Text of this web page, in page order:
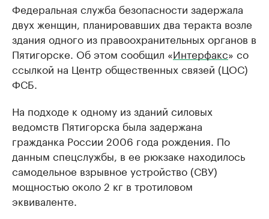
Федеральная служба безопасности задержала
двух женщин, планировавших два теракта возле
здания одного из правоохранительных органов в
Пятигорске. Об этом сообщил «Интерфакс» со
ссылкой на Центр общественных связей (ЦОС)
ФСБ.
На подходе к одному из зданий силовых
ведомств Пятигорска была задержана
гражданка России 2006 года рождения. По
данным спецслужбы, в ее рюкзаке находилось
самодельное взрывное устройство (СВУ)
мощностью около 2 кг в тротиловом
эквиваленте.